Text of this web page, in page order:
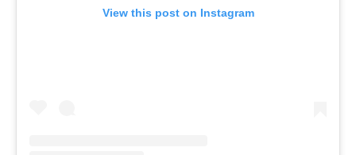
View this post on Instagram